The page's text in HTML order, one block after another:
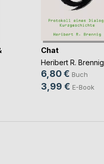
Chat
Heribert R. Brennig
6,80 € Buch
3,99 € E-Book